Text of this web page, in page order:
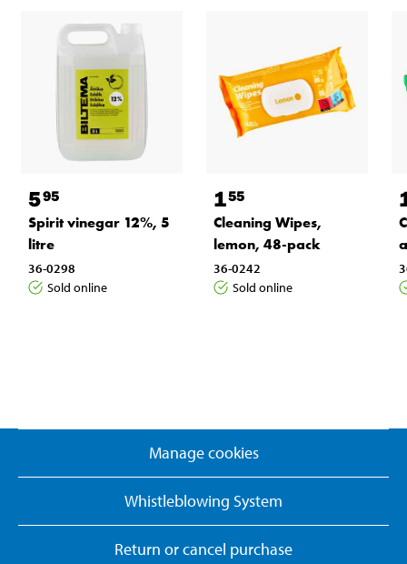
595
Spirit vinegar 12%, 5
litre
36-0298
Sold online
155
Cleaning Wipes,
lemon, 48-pack
36-0242
Sold online
Manage cookies
Whistleblowing System
Return or cancel purchase